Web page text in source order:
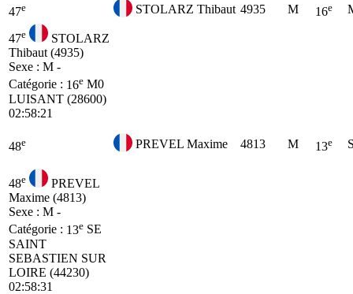
47e STOLARZ Thibaut 4935 M 16e
47e
STOLARZ
Thibaut (4935)
Sexe : M -
Catégorie : 16e M0
LUISANT (28600)
02:58:21
48e PREVEL Maxime 4813 M 13e
48e
PREVEL
Maxime (4813)
Sexe : M -
Catégorie : 13e SE
SAINT
SEBASTIEN SUR
LOIRE (44230)
02:58:31